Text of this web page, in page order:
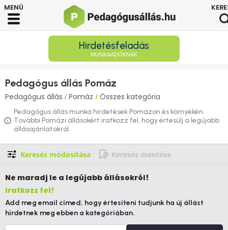
Hirdetésfeladás
MUNKAADÓKNAK
Pedagógus állás Pomáz
Pedagógus állás / Pomáz / Összes kategória
Pedagógus állás munka hirdetések Pomázon és környékén.
További Pomázi állásokért iratkozz fel, hogy értesülj a legújabb
állásajánlatokról.
Keresés módosítása Keresés mentése
Ne maradj le a legújabb állásokról!
Iratkozz fel!
Add meg email címed, hogy értesíteni tudjunk ha új állást
hirdetnek meg ebben a kategóriában.